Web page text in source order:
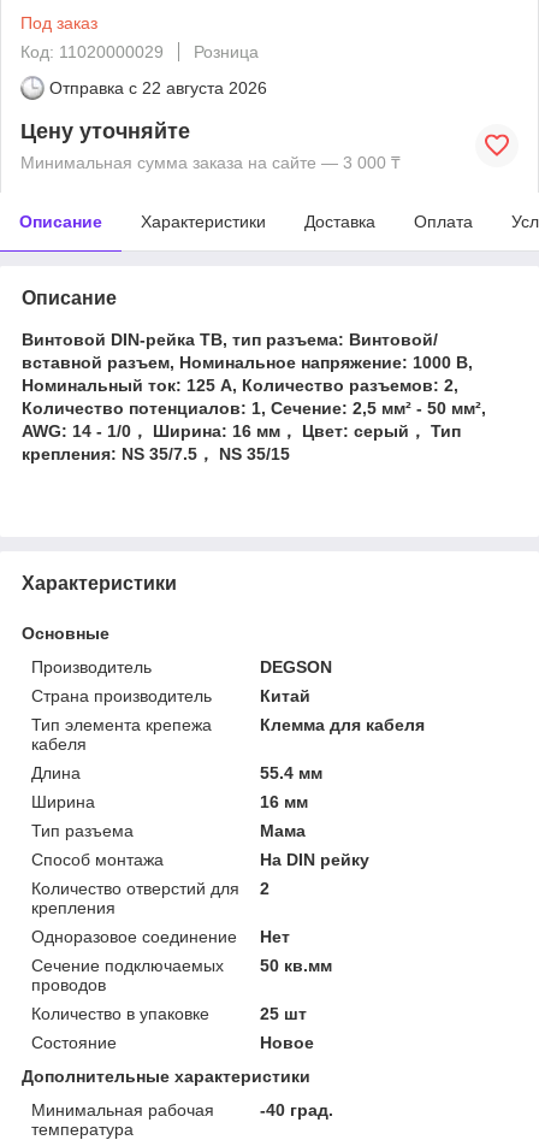
Под заказ
Код: 11020000029
Розница
Отправка с 22 августа 2026
Цену уточняйте
Минимальная сумма заказа на сайте — 3 000 ₸
Описание Характеристики Доставка Оплата
Описание
Винтовой DIN-рейка TB, тип разъема: Винтовой/
вставной разъем, Номинальное напряжение: 1000 В,
Номинальный ток: 125 А, Количество разъемов: 2,
Количество потенциалов: 1, Сечение: 2,5 мм² - 50 мм²,
AWG: 14 - 1/0， Ширина: 16 мм， Цвет: серый， Тип
крепления: NS 35/7.5， NS 35/15
Характеристики
Основные
Производитель
DEGSON
Страна производитель
Китай
Тип элемента крепежа
кабеля
Клемма для кабеля
Длина
55.4 мм
Ширина
16 мм
Тип разъема
Мама
Способ монтажа
На DIN рейку
Количество отверстий для
крепления
2
Одноразовое соединение
Нет
Сечение подключаемых
проводов
50 кв.мм
Количество в упаковке
25 шт
Состояние
Новое
Дополнительные характеристики
Минимальная рабочая
температура
-40 град.